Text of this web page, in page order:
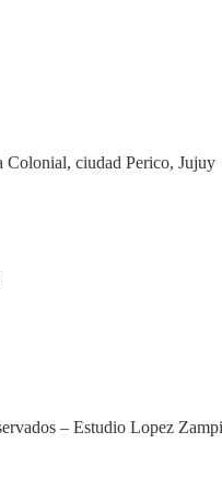
Colonial, ciudad Perico, Jujuy
– Estudio Lopez